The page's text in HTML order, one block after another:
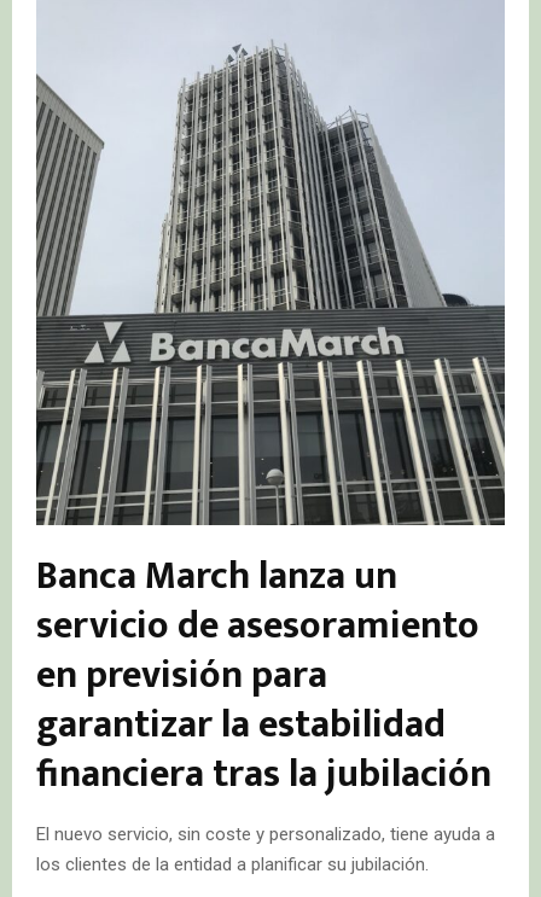
Banca March lanza un
servicio de asesoramiento
en previsión para
garantizar la estabilidad
financiera tras la jubilación
El nuevo servicio, sin coste y personalizado, tiene ayuda a
los clientes de la entidad a planificar su jubilación.